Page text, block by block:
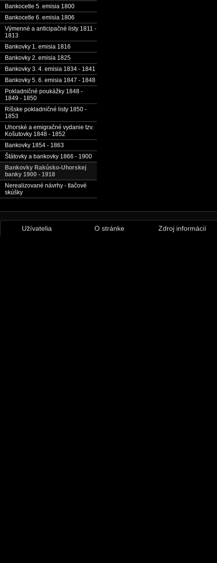
Bankocetle 5. emisia 1800
Bankocetle 6. emisia 1806
Výmenné a anticipačné listy 1811 -
1813
Bankovky 1. emisia 1816
Bankovky 2. emisia 1825
Bankovky 3. 4. emisia 1834 - 1841
Bankovky 5. 6. emisia 1847 - 1848
Pokladničné poukážky 1848 -
1849 - 1850
Ríšske pokladničné listy 1850 -
1853
Uhorské a emigračné vydanie tzv.
Košutovky 1848 - 1852
Bankovky 1854 - 1863
Štátovky a bankovky 1866 - 1900
Bankovky Rakúsko-Uhorskej
banky 1900 - 1918
Nerealizované návrhy - tlačové
skúšky
Užívatelia O stránke Zdroj informácií